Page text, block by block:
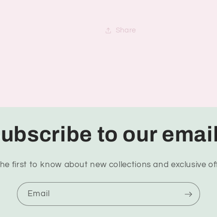
Share
to our
first to know about new collections and exclusive
Email